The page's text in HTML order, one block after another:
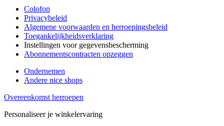
Colofon
Privacybeleid
Algemene voorwaarden en herroepingsbeleid
Toegankelijkheidsverklaring
Instellingen voor gegevensbescherming
Abonnementscontracten opzeggen
Ondernemen
Andere nice shops
Overeenkomst herroepen
Personaliseer je winkelervaring